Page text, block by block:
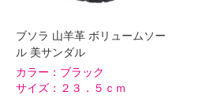
ブソラ 山羊革 ボリュームソー
ル 美サンダル
カラー： ブラック
サイズ： ２３．５ｃｍ